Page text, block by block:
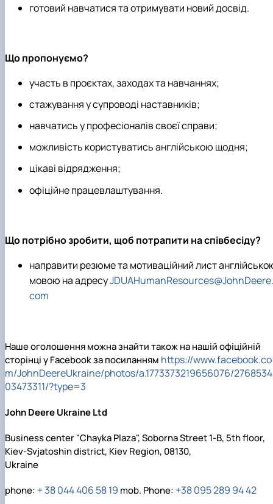
готовий навчатися та отримувати новий досвід.
Що пропонуємо?
участь в проєктах, заходах та навчаннях;
стажування у супроводі наставників;
навчатись у професіоналів своєї справи;
можливість користуватись англійською щодня;
цікаві відрядження;
офіційне працевлаштування.
Що потрібно зробити, щоб потрапити на співбесіду?
направити резюме та мотиваційний лист
мовою на адресуJDUAHumanResources@JohnDeere.
com
Наше оголошення можна знайти також на нашій офіційній
сторінці у Facebook за посиланням https://www.facebook.co
m/JohnDeereUkraine/photos/a.1773373219656076/
03473311/?type=3
John Deere Ukraine Ltd
Business center "Chayka Plaza", Soborna Street 1-B, 5th floor,
Kiev-Svjatoshin district, Kiev Region, 08130,
Ukraine
phone: + 38 044 406 58 19 mob. Phone: +38 095 289 94 42